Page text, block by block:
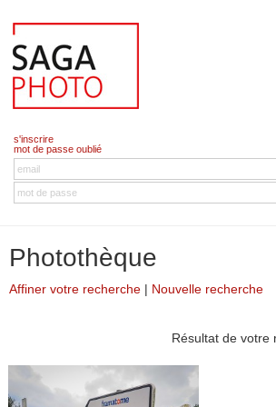
s'inscrire
mot de passe oublié
Photothèque
Affiner votre recherche | Nouvelle recherche
Résultat de votre